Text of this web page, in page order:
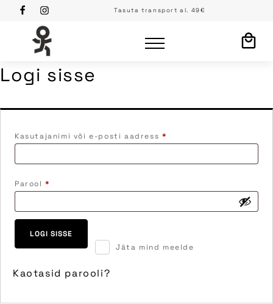
Tasuta transport al. 49€
Logi sisse
Kasutajanimi või e-posti aadress *
Parool*
Jäta mind meelde
LOGI SISSE
Kaotasid parooli?